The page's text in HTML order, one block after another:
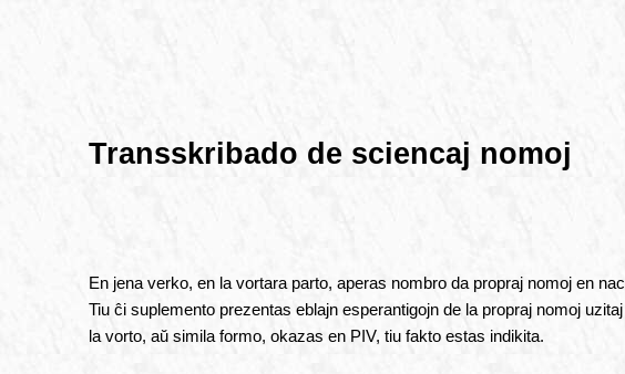
Transskribado de sciencaj nomoj
En jena verko, en la vortara parto, aperas nombro da propraj nomoj en
Tiu ĉi suplemento prezentas eblajn esperantigojn de la propraj nomoj
la vorto, aŭ simila formo, okazas en PIV, tiu fakto estas indikita.